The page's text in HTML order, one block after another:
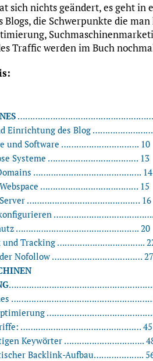
sich nichts geändert, es geht
Blogs, die Schwerpunkte die
Traffic werden im Buch
Einrichtung des Blog
und Software …………………………. 10
Systeme ……………………………… 13
Domains ……………………………………. 14
Webspace ………………………………… 15
Server ……………………………………… 16
konfigurieren ………………………………….
…………………………………………. 20
und Tracking ……………………………..
oder Nofollow ……………………………… 27
…………………………………………………
Optimierung
………………………………………… 45
Keywörter …………………………..
Backlink-Aufbau………………..